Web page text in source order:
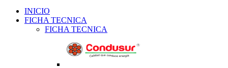
INICIO
FICHA TECNICA
FICHA TECNICA